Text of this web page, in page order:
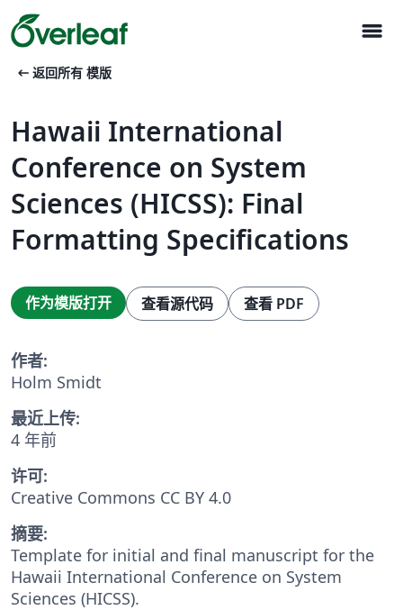
menu
arrow_left_alt 返回所有 模版
Hawaii International
Conference on System
Sciences (HICSS): Final
Formatting Specifications
作为模版打开 查看源代码 查看 PDF
作者:
Holm Smidt
最近上传:
4 年前
许可:
Creative Commons CC BY 4.0
摘要:
Template for initial and final manuscript for the
Hawaii International Conference on System
Sciences (HICSS).